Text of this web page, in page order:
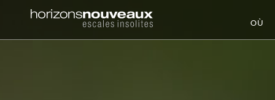
Horizons
Nouveaux
OÙ